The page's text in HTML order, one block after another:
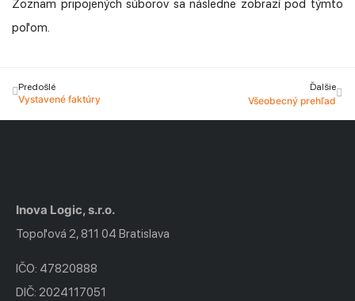
Zoznam pripojených súborov sa následne zobrazí pod týmto
poľom.
Predošlé
Vystavené faktúry
Ďalšie
Všeobecný prehľad
Inova Logic, s.r.o.
Topoľová 2, 811 04 Bratislava
IČO: 47820888
DIČ: 2024117051